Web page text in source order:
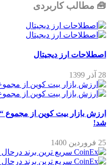
🧰 مطالب کاربردی
اصطلاحات ارز دیجیتال
28 آذر 1399
شد!
25 فروردین 1400